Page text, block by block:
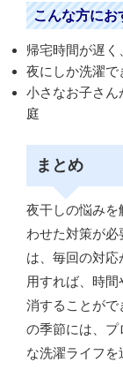
こんな方にお
帰宅時間が遅
夜にしか洗濯
小さなお子さん
庭
まとめ
夜干しの悩みを
わせた対策が
は、毎回の対応
用すれば、時
消することがで
の季節には、プ
な洗濯ライフを